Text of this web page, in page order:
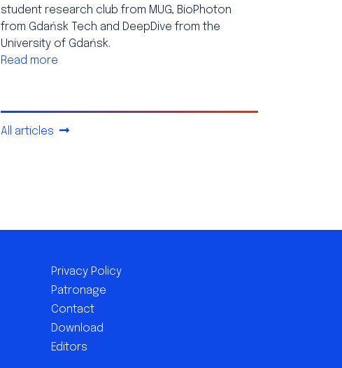
student research club from MUG, BioPhoton
from Gdańsk Tech and DeepDive from the
University of Gdańsk.
Read more
All articles
Privacy Policy
Patronage
Contact
Download
Editors